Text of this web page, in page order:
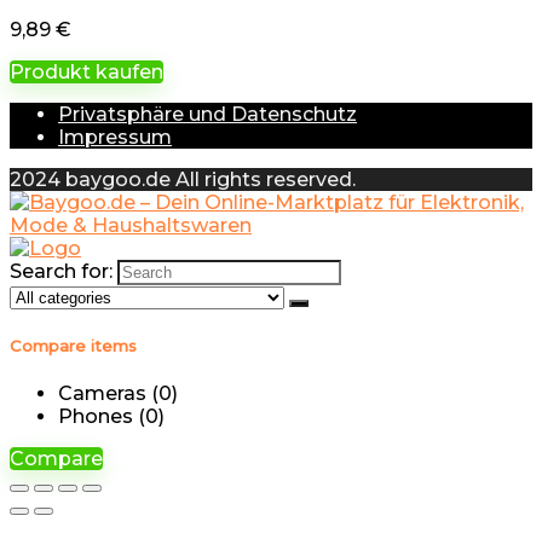
9,89 €
Produkt kaufen
Privatsphäre und Datenschutz
Impressum
2024 baygoo.de All rights reserved.
Search for:
Compare items
Cameras (0)
Phones (0)
Compare